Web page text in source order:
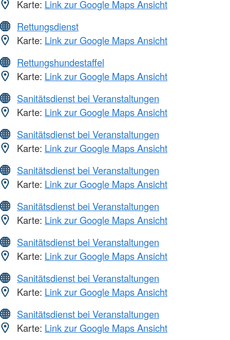
Karte: Link zur Google Maps Ansicht
Rettungsdienst
Karte: Link zur Google Maps Ansicht
Rettungshundestaffel
Karte: Link zur Google Maps Ansicht
Sanitätsdienst bei Veranstaltungen
Karte: Link zur Google Maps Ansicht
Sanitätsdienst bei Veranstaltungen
Karte: Link zur Google Maps Ansicht
Sanitätsdienst bei Veranstaltungen
Karte: Link zur Google Maps Ansicht
Sanitätsdienst bei Veranstaltungen
Karte: Link zur Google Maps Ansicht
Sanitätsdienst bei Veranstaltungen
Karte: Link zur Google Maps Ansicht
Sanitätsdienst bei Veranstaltungen
Karte: Link zur Google Maps Ansicht
Sanitätsdienst bei Veranstaltungen
Karte: Link zur Google Maps Ansicht